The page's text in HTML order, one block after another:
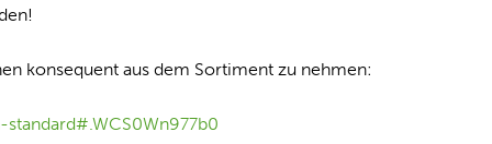
konsequent aus dem Sortiment zu nehmen: